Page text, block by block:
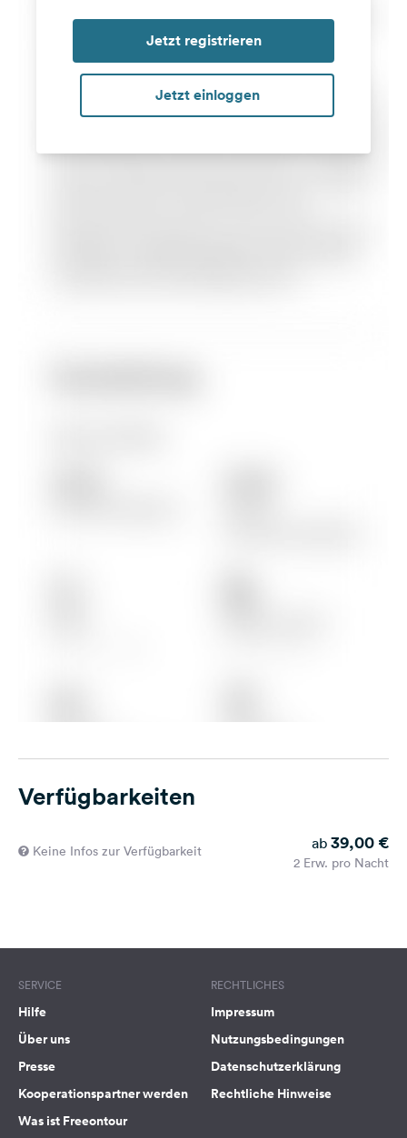
Jetzt registrieren
Jetzt einloggen
Verfügbarkeiten
Keine Infos zur Verfügbarkeit ab 39,00 €
2 Erw. pro Nacht
SERVICE
Hilfe
Über uns
Presse
Kooperationspartner werden
Was ist Freeontour
RECHTLICHES
Impressum
Nutzungsbedingungen
Datenschutzerklärung
Rechtliche Hinweise